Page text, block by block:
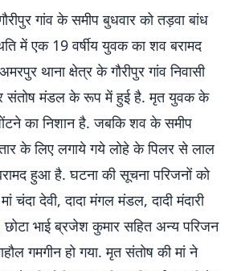
गांव के समीप बुधवार को तड़वा बांध
में एक 19 वर्षीय युवक का शव बरामद
थाना क्षेत्र के गौरीपुर गांव निवासी
संतोष मंडल के रूप में हुई है. मृत युवक के
का निशान है. जबकि शव के समीप
के लिए लगाये गये लोहे के पिलर से लाल
हुआ है. घटना की सूचना परिजनों को
चंदा देवी, दादा मंगल मंडल, दादी मंदारी
छोटा भाई ब्रजेश कुमार सहित अन्य परिजन
गमगीन हो गया. मृत संतोष की मां ने